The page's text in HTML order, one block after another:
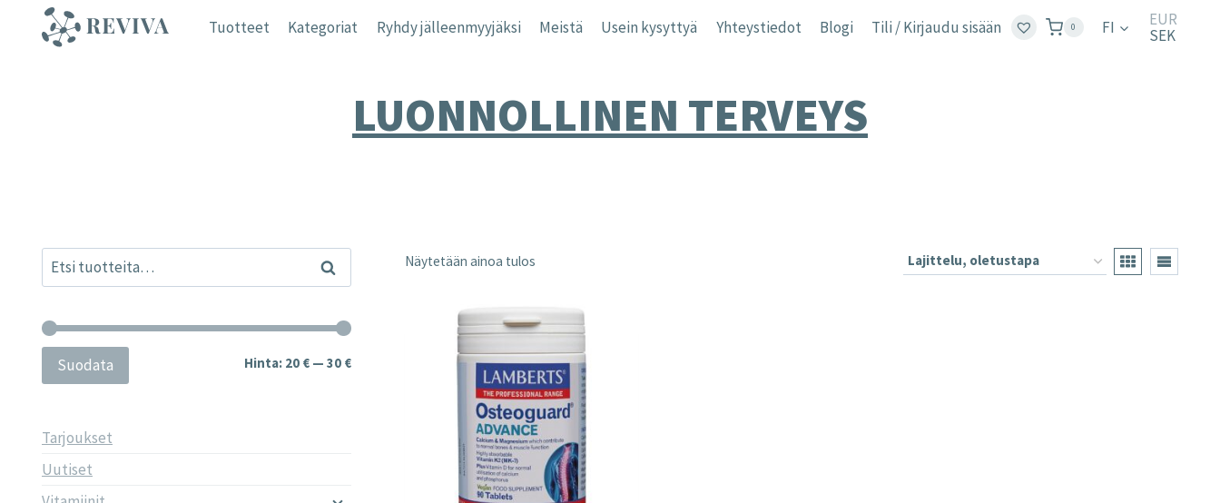
sisältöön
Tuotteet Kategoriat Ryhdy jälleenmyyjäksi Meistä Usein kysyttyä Yhteystiedot Blogi Tili / Kirjaudu sisään 0 FI
EUR
SEK
LUONNOLLINEN TERVEYS
Näytetään ainoa tulos
Etsi: Haku
Minimihinta
Maksimihinta
Suodata Hinta: 20 €— 30 €
Tarjoukset
Uutiset